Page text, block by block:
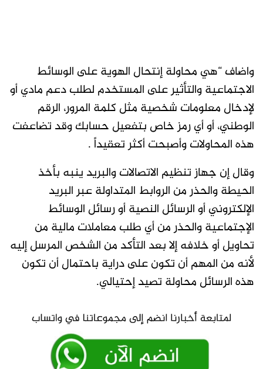
واضاف “هي محاولة إنتحال الهوية على الوسائط
الاجتماعية والتأثير على المستخدم لطلب دعم مادي أو
لإدخال معلومات شخصية مثل كلمة المرور، الرقم
الوطني، أو أي رمز خاص بتفعيل حسابك وقد تضاعفت
هذه المحاولات وأصبحت أكثر تعقيداً .
وقال إن جهاز تنظيم الاتصالات والبريد ينبه بأخذ
الحيطة والحذر من الروابط المتداولة عبر البريد
الإلكتروني أو الرسائل النصية أو رسائل الوسائط
الإجتماعية والحذر من أي طلب معاملات مالية من
تحاويل أو خلافه إلا بعد التأكد من الشخص المرسل إليه
لأنه من المهم أن تكون على دراية باحتمال أن تكون
هذه الرسائل محاولة تصيد إحتيالي.